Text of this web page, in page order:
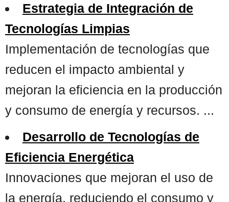
Estrategia de Integración de
Tecnologías Limpias
Implementación de tecnologías que
reducen el impacto ambiental y
mejoran la eficiencia en la producción
y consumo de energía y recursos. ...
Desarrollo de Tecnologías de
Eficiencia Energética
Innovaciones que mejoran el uso de
la energía, reduciendo el consumo y